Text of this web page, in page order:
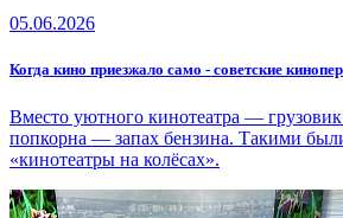
05.06.2026
Когда кино приезжало само - советские
Вместо уютного кинотеатра —
попкорна — запах бензина. Такими
«кинотеатры на колёсах».